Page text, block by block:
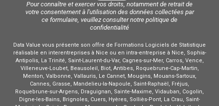
Pour connaître et exercer vos droits, notamment de retrait de
votre consentement à l'utilisation des données collectées par
ce formulaire, veuillez consulter notre politique de
confidentialité
Data Value vous présente son offre de Formations Logiciels de Statistique
réalisable en interentreprises à Nice ou en intra-entreprise à Nice, Sophia-
Antipolis, La Trinité, Saint-Laurent-du-Var, Cagnes-sur-Mer, Carros, Vence,
Villeneuve-Loubet, Beausoleil, Biot, Antibes, Roquebrune-Cap-Martin,
Menton, Valbonne, Vallauris, Le Cannet, Mougins, Mouans-Sartoux,
Cannes, Grasse, Mandelieu-la-Napoule, Saint-Raphaël, Fréjus,
Roquebrune-sur-Argens, Draguignan, Sainte-Maxime, Vidauban, Cogolin,
Digne-les-Bains, Brignoles, Cuers, Hyères, Solliès-Pont, La Crau, Saint-